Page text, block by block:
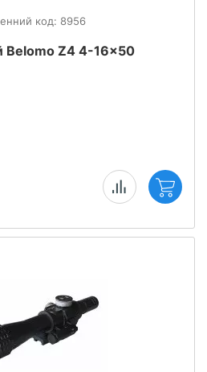
код: 8956
Belomo Z4 4-16x50